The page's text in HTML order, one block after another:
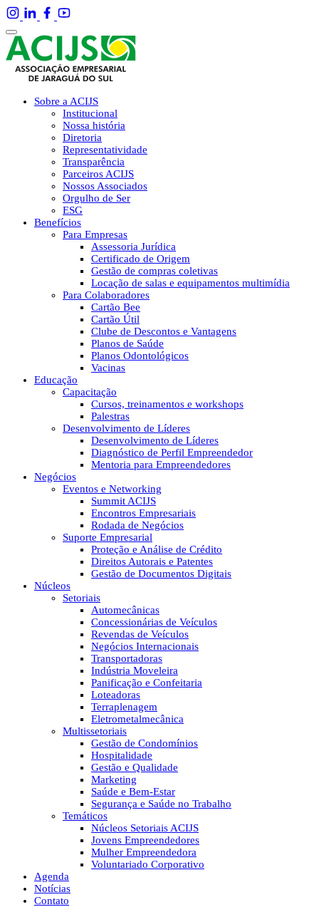
Sobre a ACIJS
Institucional
Nossa história
Diretoria
Representatividade
Transparência
Parceiros ACIJS
Nossos Associados
Orgulho de Ser
ESG
Benefícios
Para Empresas
Assessoria Jurídica
Certificado de Origem
Gestão de compras coletivas
Locação de salas e equipamentos multimídia
Para Colaboradores
Cartão Bee
Cartão Útil
Clube de Descontos e Vantagens
Planos de Saúde
Planos Odontológicos
Vacinas
Educação
Capacitação
Cursos, treinamentos e workshops
Palestras
Desenvolvimento de Líderes
Desenvolvimento de Líderes
Diagnóstico de Perfil Empreendedor
Mentoria para Empreendedores
Negócios
Eventos e Networking
Summit ACIJS
Encontros Empresariais
Rodada de Negócios
Suporte Empresarial
Proteção e Análise de Crédito
Direitos Autorais e Patentes
Gestão de Documentos Digitais
Núcleos
Setoriais
Automecânicas
Concessionárias de Veículos
Revendas de Veículos
Negócios Internacionais
Transportadoras
Indústria Moveleira
Panificação e Confeitaria
Loteadoras
Terraplenagem
Eletrometalmecânica
Multissetoriais
Gestão de Condomínios
Hospitalidade
Gestão e Qualidade
Marketing
Saúde e Bem-Estar
Segurança e Saúde no Trabalho
Temáticos
Núcleos Setoriais ACIJS
Jovens Empreendedores
Mulher Empreendedora
Voluntariado Corporativo
Agenda
Notícias
Contato